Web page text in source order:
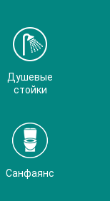
Душевые
стойки
Санфаянс